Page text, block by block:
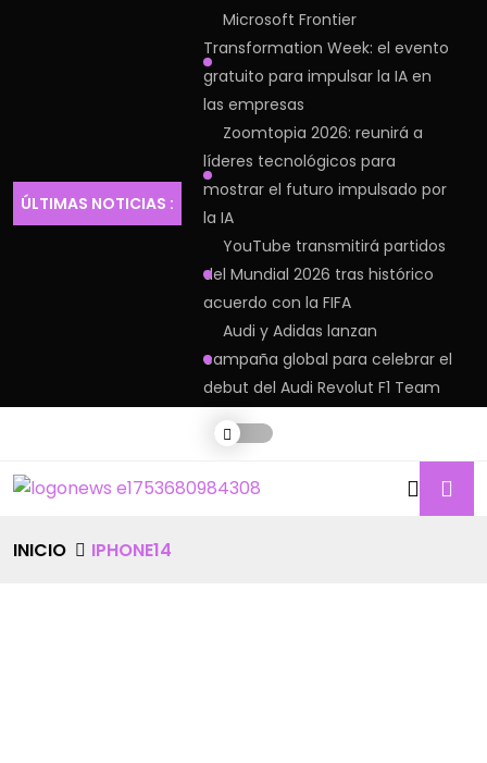
ÚLTIMAS NOTICIAS :
Microsoft Frontier
Transformation Week: el evento
gratuito para impulsar la IA en
las empresas
Zoomtopia 2026: reunirá a
líderes tecnológicos para
mostrar el futuro impulsado por
la IA
YouTube transmitirá partidos
del Mundial 2026 tras histórico
acuerdo con la FIFA
Audi y Adidas lanzan
campaña global para celebrar el
debut del Audi Revolut F1 Team
INICIO IPHONE14